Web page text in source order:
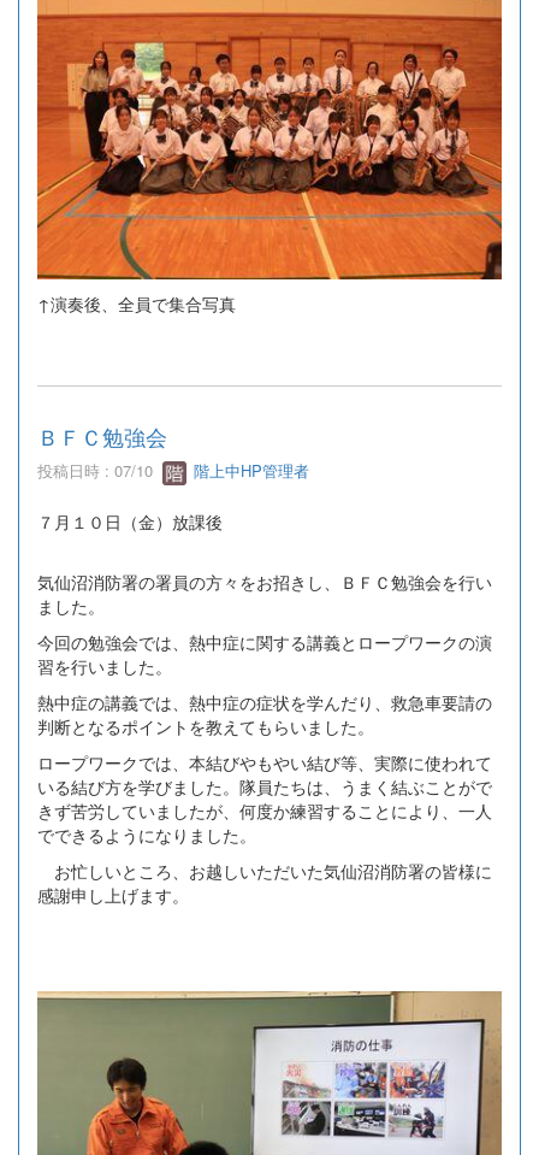
↑演奏後、全員で集合写真
ＢＦＣ勉強会
投稿日時 : 07/10 階上中HP管理者
７月１０日（金）放課後
気仙沼消防署の署員の方々をお招きし、ＢＦＣ勉強会を行い
ました。
今回の勉強会では、熱中症に関する講義とロープワークの演
習を行いました。
熱中症の講義では、熱中症の症状を学んだり、救急車要請の
判断となるポイントを教えてもらいました。
ロープワークでは、本結びやもやい結び等、実際に使われて
いる結び方を学びました。隊員たちは、うまく結ぶことがで
きず苦労していましたが、何度か練習することにより、一人
でできるようになりました。
お忙しいところ、お越しいただいた気仙沼消防署の皆様に
感謝申し上げます。